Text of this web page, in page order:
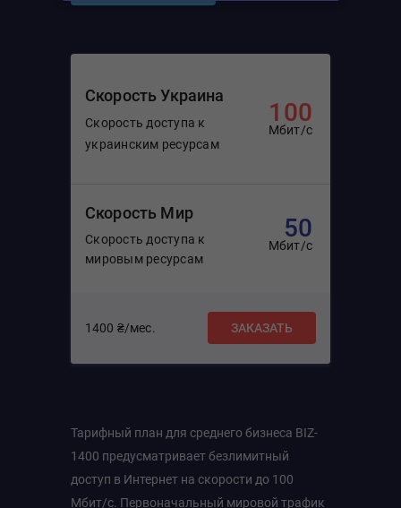
Скорость Украина
Скорость доступа к
украинским ресурсам
100
Мбит/с
Скорость Мир
Скорость доступа к
мировым ресурсам
50
Мбит/с
ЗАКАЗАТЬ
1400 ₴/мес.
Тарифный план для среднего бизнеса BIZ-
1400 предусматривает безлимитный
доступ в Интернет на скорости до 100
Мбит/с. Первоначальный мировой трафик